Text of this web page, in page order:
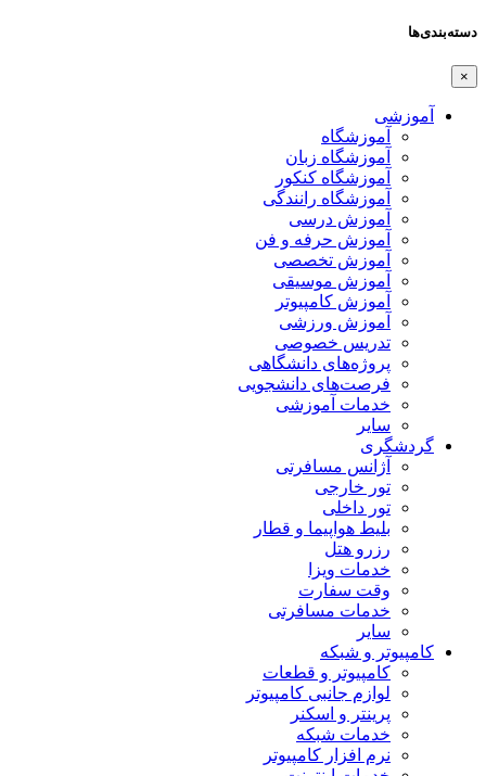
دسته‌بندی‌ها
×
آموزشی
آموزشگاه
آموزشگاه زبان
آموزشگاه کنکور
آموزشگاه رانندگی
آموزش درسی
آموزش حرفه و فن
آموزش تخصصی
آموزش موسیقی
آموزش کامپیوتر
آموزش ورزشی
تدریس خصوصی
پروژه‌های دانشگاهی
فرصت‌های دانشجویی
خدمات آموزشی
سایر
گردشگری
آژانس مسافرتی
تور خارجی
تور داخلی
بلیط هواپیما و قطار
رزرو هتل
خدمات ویزا
وقت سفارت
خدمات مسافرتی
سایر
کامپیوتر و شبکه
کامپیوتر و قطعات
لوازم جانبی کامپیوتر
پرینتر و اسکنر
خدمات شبکه
نرم افزار کامپیوتر